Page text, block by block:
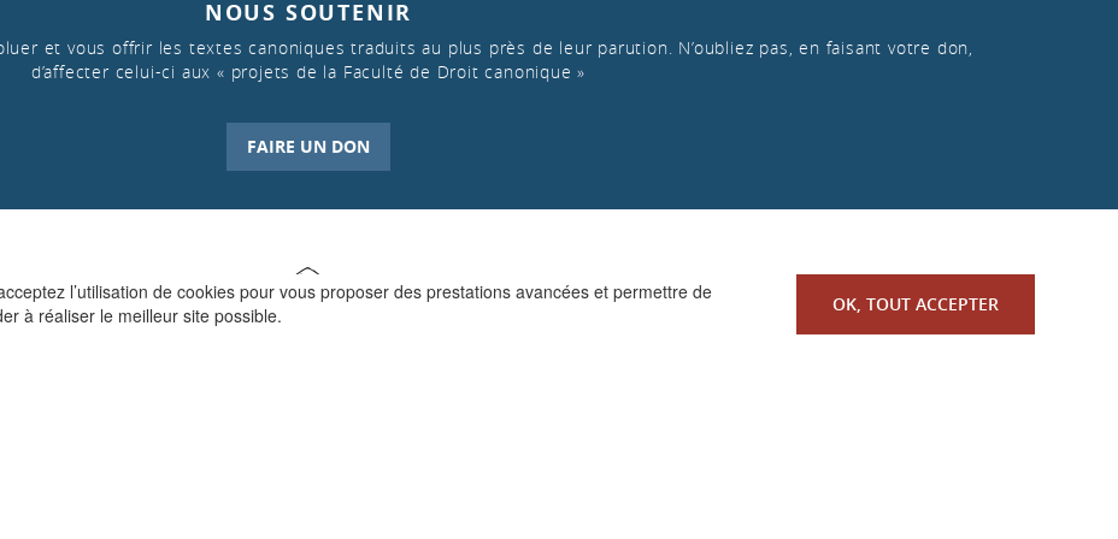
l’utilisation de cookies pour vous proposer des prestations avancées et permettre de
à réaliser le meilleur site possible.
OK, TOUT ACCEPTER
NOUS SOUTENIR
et vous offrir les textes canoniques traduits au plus près de leur parution. N’oubliez pas, en faisant votre don,
d’affecter celui-ci aux « projets de la Faculté de Droit canonique »
FAIRE UN DON